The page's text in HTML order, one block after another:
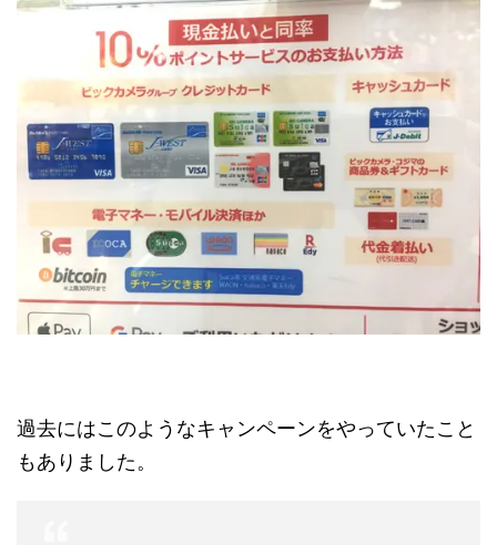
過去にはこのようなキャンペーンをやっていたこと
もありました。